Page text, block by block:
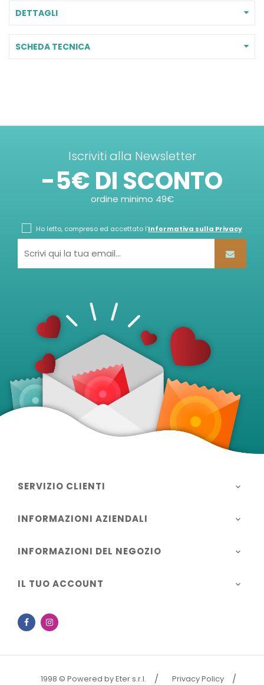
DETTAGLI
SCHEDA TECNICA
Iscriviti alla Newsletter
-5€ DI SCONTO
ordine minimo 49€
Ho letto, compreso ed accettato l'Informativa sulla Privacy
SERVIZIO CLIENTI 
INFORMAZIONI AZIENDALI 
INFORMAZIONI DEL NEGOZIO 
IL TUO ACCOUNT 
Facebook
1998 © Powered by Eter s.r.l. Privacy Policy